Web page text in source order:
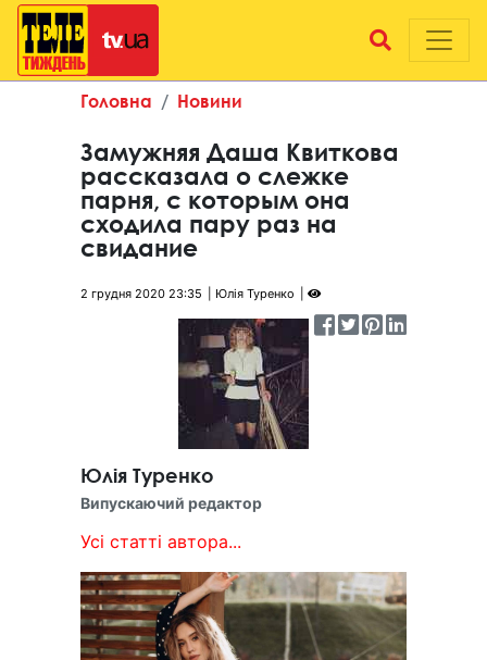
Головна Новини
Замужняя Даша Квиткова
рассказала о слежке
парня, с которым она
сходила пару раз на
свидание
2 грудня 2020 23:35 Юлія Туренко
Юлія Туренко
Випускаючий редактор
Усі статті автора...